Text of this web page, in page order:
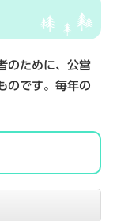
のために、公営
のです。毎年の